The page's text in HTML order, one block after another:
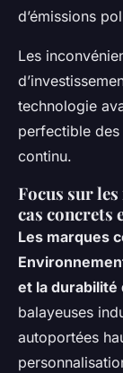
d’émissions
Les
technologie
perfectible des
continu.
Focus sur
cas concrets
Les marques
et la durabilité
balayeuses
autoportées